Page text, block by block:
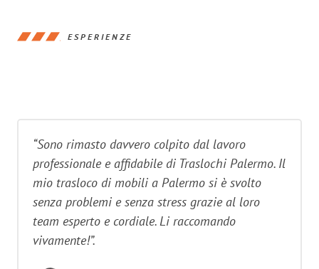
ESPERIENZE
“Sono rimasto davvero colpito dal lavoro
professionale e affidabile di Traslochi Palermo. Il
mio trasloco di mobili a Palermo si è svolto
senza problemi e senza stress grazie al loro
team esperto e cordiale. Li raccomando
vivamente!”.